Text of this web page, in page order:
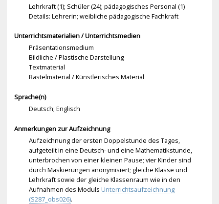
Lehrkraft (1); Schüler (24); pädagogisches Personal (1)
Details: Lehrerin; weibliche pädagogische Fachkraft
Unterrichtsmaterialien / Unterrichtsmedien
Präsentationsmedium
Bildliche / Plastische Darstellung
Textmaterial
Bastelmaterial / Künstlerisches Material
Sprache(n)
Deutsch; Englisch
Anmerkungen zur Aufzeichnung
Aufzeichnung der ersten Doppelstunde des Tages,
aufgeteilt in eine Deutsch- und eine Mathematikstunde,
unterbrochen von einer kleinen Pause; vier Kinder sind
durch Maskierungen anonymisiert; gleiche Klasse und
Lehrkraft sowie der gleiche Klassenraum wie in den
Aufnahmen des Moduls Unterrichtsaufzeichnung
(S287_obs026).